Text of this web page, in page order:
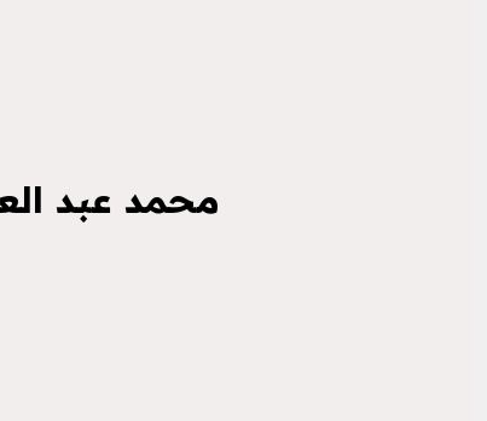
؜محمد عبد